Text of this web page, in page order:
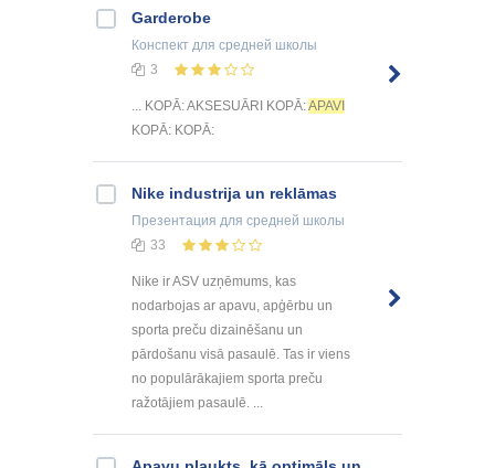
Garderobe
Конспект для средней школы
3
... KOPĀ: AKSESUĀRI KOPĀ:APAVI
KOPĀ: KOPĀ:
Nike industrija un reklāmas
Презентация для средней школы
33
Nike ir ASV uzņēmums, kas
nodarbojas ar apavu, apģērbu un
sporta preču dizainēšanu un
pārdošanu visā pasaulē. Tas ir viens
no populārākajiem sporta preču
ražotājiem pasaulē. ...